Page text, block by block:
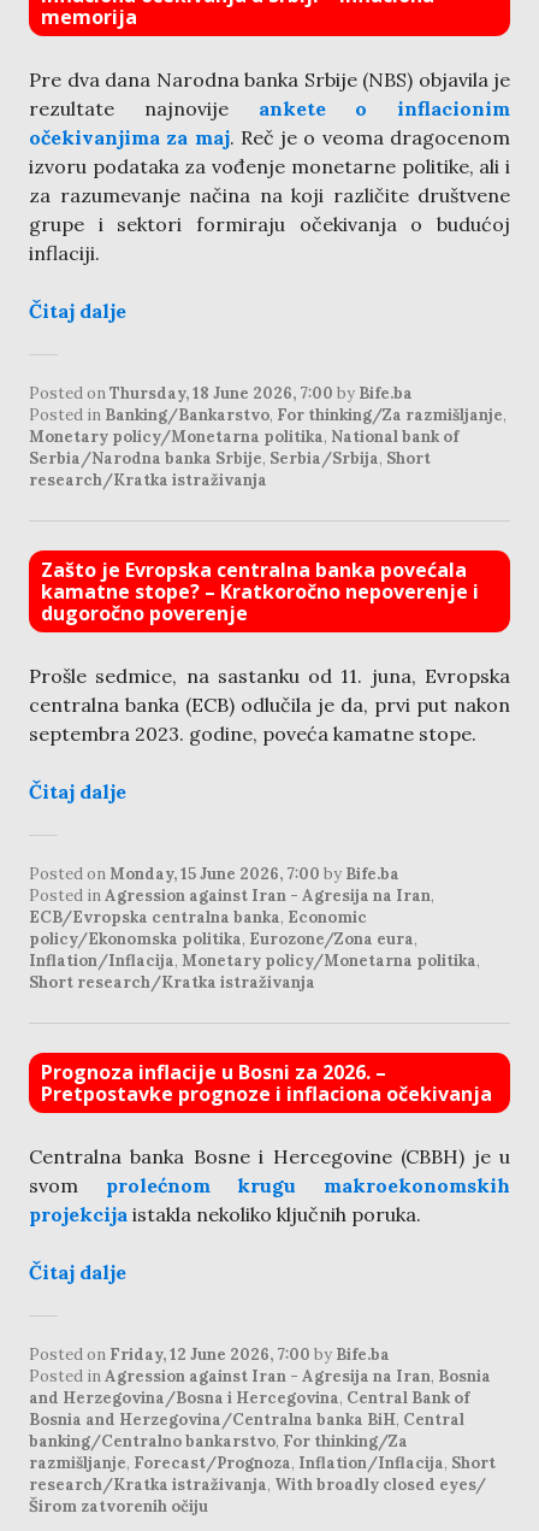
memorija
Pre dva dana Narodna banka Srbije (NBS) objavila je
rezultate najnovije ankete o inflacionim
očekivanjima za maj. Reč je o veoma dragocenom
izvoru podataka za vođenje monetarne politike, ali i
za razumevanje načina na koji različite društvene
grupe i sektori formiraju očekivanja o budućoj
inflaciji.
Čitaj dalje
Posted onThursday, 18 June 2026, 7:00 by Bife.ba
Posted in Banking/Bankarstvo, For thinking/Za razmišljanje,
Monetary policy/Monetarna politika, National bank of
Serbia/Narodna banka Srbije, Serbia/Srbija, Short
research/Kratka istraživanja
Zašto je Evropska centralna banka povećala
kamatne stope? – Kratkoročno nepoverenje i
dugoročno poverenje
Prošle sedmice, na sastanku od 11. juna, Evropska
centralna banka (ECB) odlučila je da, prvi put nakon
septembra 2023. godine, poveća kamatne stope.
Čitaj dalje
Posted on Monday, 15 June 2026, 7:00 by Bife.ba
Posted inAgression against Iran - Agresija na Iran,
ECB/Evropska centralna banka, Economic
policy/Ekonomska politika, Eurozone/Zona eura,
Inflation/Inflacija, Monetary policy/Monetarna politika,
Short research/Kratka istraživanja
Prognoza inflacije u Bosni za 2026. –
Pretpostavke prognoze i inflaciona očekivanja
Centralna banka Bosne i Hercegovine (CBBH) je u
svom prolećnom krugu makroekonomskih
projekcija istakla nekoliko ključnih poruka.
Čitaj dalje
Posted on Friday, 12 June 2026, 7:00 by Bife.ba
Posted inAgression against Iran - Agresija na Iran, Bosnia
and Herzegovina/Bosna i Hercegovina, Central Bank of
Bosnia and Herzegovina/Centralna banka BiH, Central
banking/Centralno bankarstvo, For thinking/Za
razmišljanje, Forecast/Prognoza, Inflation/Inflacija, Short
research/Kratka istraživanja, With broadly closed eyes/
Širom zatvorenih očiju